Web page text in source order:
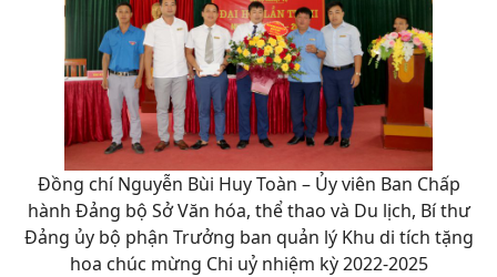
Đồng chí Nguyễn Bùi Huy Toàn – Ủy viên Ban Chấp
hành Đảng bộ Sở Văn hóa, thể thao và Du lịch, Bí thư
Đảng ủy bộ phận Trưởng ban quản lý Khu di tích tặng
hoa chúc mừng Chi uỷ nhiệm kỳ 2022-2025